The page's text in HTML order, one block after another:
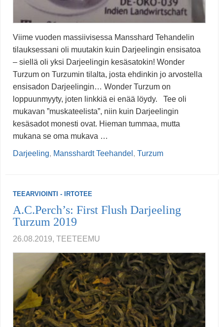
Viime vuoden massiivisessa Mansshard Tehandelin
tilauksessani oli muutakin kuin Darjeelingin ensisatoa
– siellä oli yksi Darjeelingin kesäsatokin! Wonder
Turzum on Turzumin tilalta, josta ehdinkin jo arvostella
ensisadon Darjeelingin… Wonder Turzum on
loppuunmyyty, joten linkkiä ei enää löydy. Tee oli
mukavan ”muskateelista”, niin kuin Darjeelingin
kesäsadot monesti ovat. Hieman tummaa, mutta
mukana se oma mukava …
Darjeeling, Mansshardt Teehandel , Turzum
TEEARVIOINTI - IRTOTEE
A.C.Perch’s: First Flush Darjeeling
Turzum 2019
26.08.2019, TEETEEMU